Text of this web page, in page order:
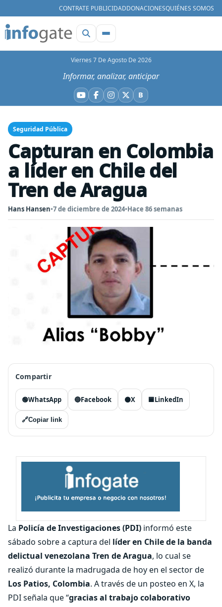
CONTRATE PUBLICIDADDONACIONESQUIÉNES SOMOS
Viernes 7 De Agosto De 2026
Informar, analizar, anticipar
YouTube
Facebook
Instagram
X BBluesky
Seguridad Pública
Capturan en Colombia
a líder en Chile del
Tren de Aragua
Hans Hansen•7 de diciembre de 2024•Hace 86 semanas
Compartir
🟢WhatsApp 🔵Facebook ⚫X 🟦LinkedIn
🔗Copiar link
La Policía de Investigaciones (PDI) informó este
sábado sobre a captura del líder en Chile de la banda
delictual venezolana Tren de Aragua, lo cual se
realizó durante la madrugada de hoy en el sector de
Los Patios, Colombia. A través de un posteo en X, la
PDI señala que “gracias al trabajo colaborativo